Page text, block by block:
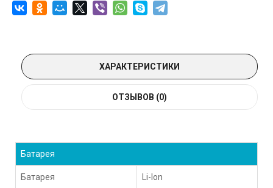
ХАРАКТЕРИСТИКИ
ОТЗЫВОВ (0)
Батарея
Батарея Li-Ion